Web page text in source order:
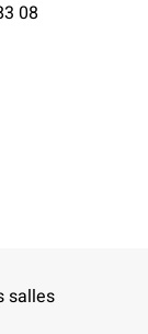
08
salles